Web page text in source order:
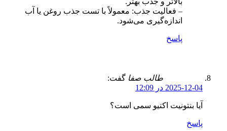
– فعالیت جذب: معمولاً با تست جذب روغن یا آب
اندازه‌گیری می‌شود.
پاسخ
طالب صفا گفت:
2025-12-04 در 12:09
آیا بنتونیت اکتیو سمی است؟
پاسخ